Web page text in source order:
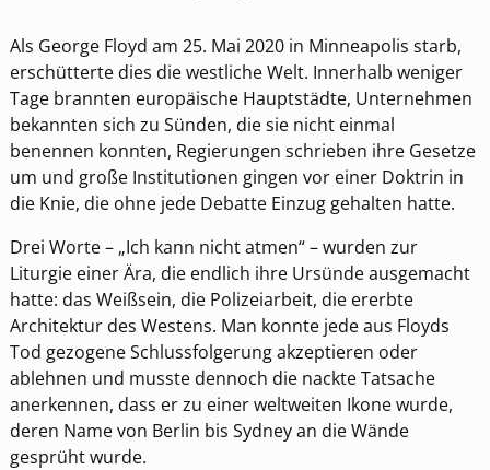
Als George Floyd am 25. Mai 2020 in Minneapolis starb,
erschütterte dies die westliche Welt. Innerhalb weniger
Tage brannten europäische Hauptstädte, Unternehmen
bekannten sich zu Sünden, die sie nicht einmal
benennen konnten, Regierungen schrieben ihre Gesetze
um und große Institutionen gingen vor einer Doktrin in
die Knie, die ohne jede Debatte Einzug gehalten hatte.
Drei Worte – „Ich kann nicht atmen“ – wurden zur
Liturgie einer Ära, die endlich ihre Ursünde ausgemacht
hatte: das Weißsein, die Polizeiarbeit, die ererbte
Architektur des Westens. Man konnte jede aus Floyds
Tod gezogene Schlussfolgerung akzeptieren oder
ablehnen und musste dennoch die nackte Tatsache
anerkennen, dass er zu einer weltweiten Ikone wurde,
deren Name von Berlin bis Sydney an die Wände
gesprüht wurde.